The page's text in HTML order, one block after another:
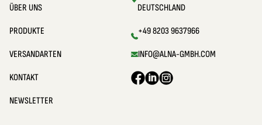
ÜBER UNS
PRODUKTE
VERSANDARTEN
KONTAKT
NEWSLETTER
DEUTSCHLAND
+49 8203 9637966
INFO@ALNA-GMBH.COM